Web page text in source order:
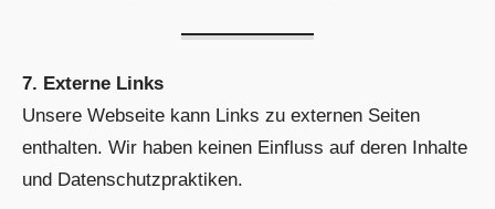
7. Externe Links
Unsere Webseite kann Links zu externen Seiten
enthalten. Wir haben keinen Einfluss auf deren Inhalte
und Datenschutzpraktiken.